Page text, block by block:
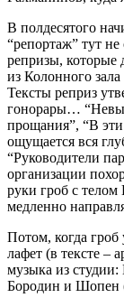
В полдесятого
“репортаж” тут
репризы, которые
из Колонного
Тексты реприз
гонорары…
прощания”, “В
ощущается вся
“Руководители
организации
руки гроб с
медленно
Потом, когда
лафет (в тексте –
музыка из
Бородин и Шопен